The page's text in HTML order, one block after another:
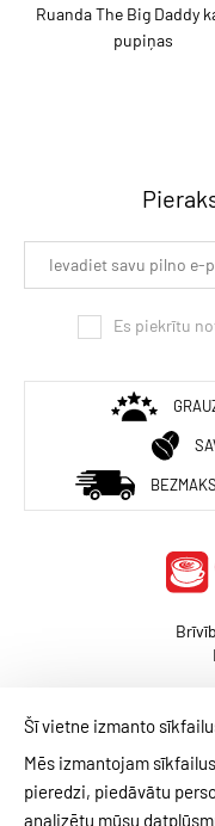
Ruanda The Big Daddy
pupiņas
Es piekrītu
Šī vietne izmanto
Mēs izmantojam
pieredzi, piedāvātu
analizētu mūsu